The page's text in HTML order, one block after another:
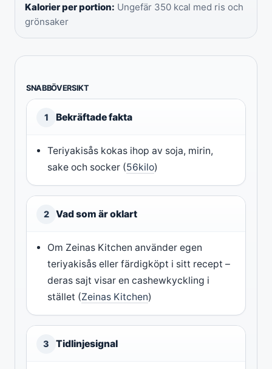
Kalorier per portion: Ungefär 350 kcal med ris och
grönsaker
SNABBÖVERSIKT
1 Bekräftade fakta
Teriyakisås kokas ihop av soja, mirin,
sake och socker (56kilo)
2 Vad som är oklart
Om Zeinas Kitchen använder egen
teriyakisås eller färdigköpt i sitt recept –
deras sajt visar en cashewkyckling i
stället (Zeinas Kitchen)
3 Tidlinjesignal